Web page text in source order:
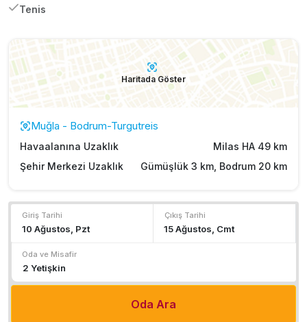
Tenis
Haritada Göster
Muğla - Bodrum-Turgutreis
Havaalanına Uzaklık
Milas HA 49 km
Şehir Merkezi Uzaklık
Gümüşlük 3 km, Bodrum 20 km
Giriş Tarihi Çıkış Tarihi
Oda ve Misafir
Oda Ara